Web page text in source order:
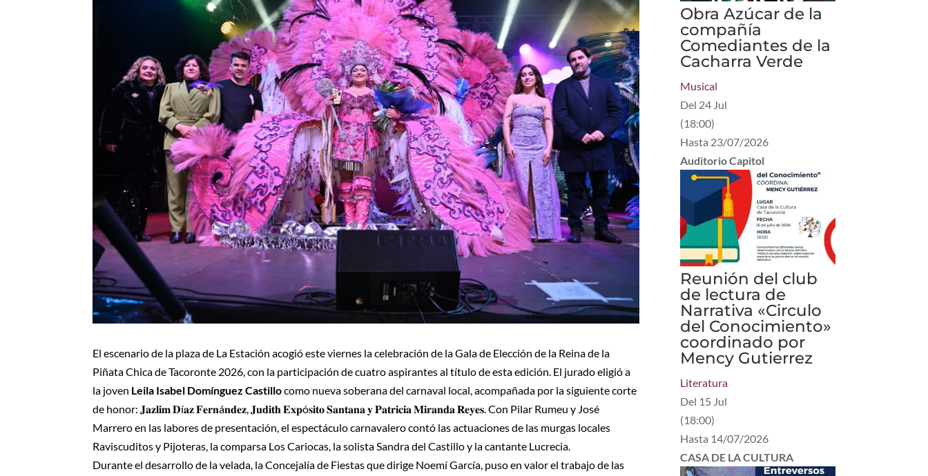
El escenario de la plaza de La Estación acogió este viernes la celebración de la Gala de Elección de la Reina de la
Piñata Chica de Tacoronte 2026, con la participación de cuatro aspirantes al título de esta edición. El jurado eligió a
la joven Leila Isabel Domínguez Castillocomo nueva soberana del carnaval local, acompañada por la siguiente corte
de honor: 𝐉𝐚𝐳𝐥𝐢𝐦 𝐃í𝐚𝐳 𝐅𝐞𝐫𝐧á𝐧𝐝𝐞𝐳, 𝐉𝐮𝐝𝐢𝐭𝐡 𝐄𝐱𝐩ó𝐬𝐢𝐭𝐨 𝐒𝐚𝐧𝐭𝐚𝐧𝐚 𝐲 𝐏𝐚𝐭𝐫𝐢𝐜𝐢𝐚 𝐌𝐢𝐫𝐚𝐧𝐝𝐚 𝐑𝐞𝐲𝐞𝐬. Con Pilar Rumeu y José
Marrero en las labores de presentación, el espectáculo carnavalero contó las actuaciones de las murgas locales
Raviscuditos y Pijoteras, la comparsa Los Cariocas, la solista Sandra del Castillo y la cantante Lucrecia.
Durante el desarrollo de la velada, la Concejalía de Fiestas que dirige Noemí García, puso en valor el trabajo de las
Obra Azúcar de la
compañía
Comediantes de la
Cacharra Verde
Musical
Del 24 Jul
(18:00)
Hasta 23/07/2026
Auditorio Capitol
Reunión del club
de lectura de
Narrativa «Circulo
del Conocimiento»
coordinado por
Mency Gutierrez
Literatura
Del 15 Jul
(18:00)
Hasta 14/07/2026
CASA DE LA CULTURA